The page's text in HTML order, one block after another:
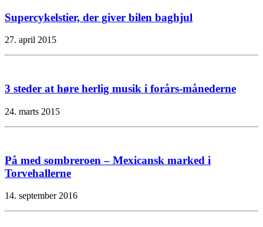
Supercykelstier, der giver bilen baghjul
27. april 2015
3 steder at høre herlig musik i forårs-månederne
24. marts 2015
På med sombreroen – Mexicansk marked i
Torvehallerne
14. september 2016